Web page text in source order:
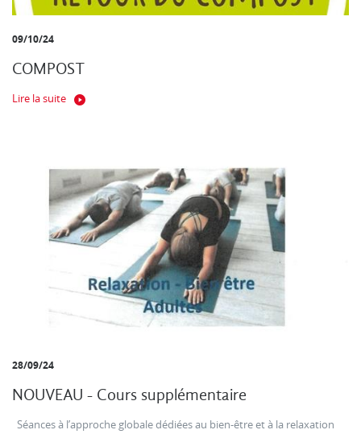
09/10/24
COMPOST
Lire la suite
28/09/24
NOUVEAU - Cours supplémentaire
Séances à l’approche globale dédiées au bien-être et à la relaxation